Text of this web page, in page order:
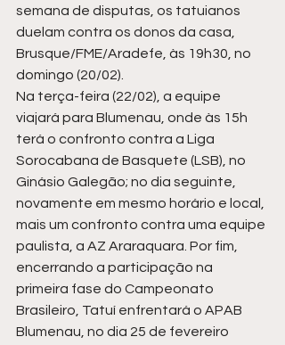
semana de disputas, os tatuianos
duelam contra os donos da casa,
Brusque/FME/Aradefe, às 19h30, no
domingo (20/02).
Na terça-feira (22/02), a equipe
viajará para Blumenau, onde às 15h
terá o confronto contra a Liga
Sorocabana de Basquete (LSB), no
Ginásio Galegão; no dia seguinte,
novamente em mesmo horário e local,
mais um confronto contra uma equipe
paulista, a AZ Araraquara. Por fim,
encerrando a participação na
primeira fase do Campeonato
Brasileiro, Tatuí enfrentará o APAB
Blumenau, no dia 25 de fevereiro